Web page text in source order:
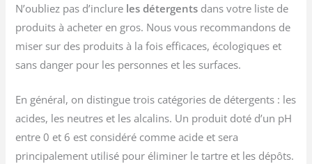
N’oubliez pas d’inclure les détergents dans votre liste de
produits à acheter en gros. Nous vous recommandons de
miser sur des produits à la fois efficaces, écologiques et
sans danger pour les personnes et les surfaces.
En général, on distingue trois catégories de détergents : les
acides, les neutres et les alcalins. Un produit doté d’un pH
entre 0 et 6 est considéré comme acide et sera
principalement utilisé pour éliminer le tartre et les dépôts.